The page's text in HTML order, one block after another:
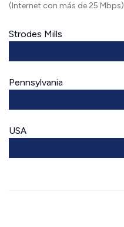
(Internet con más de 25 Mbps)
Strodes Mills
Pennsylvania
USA